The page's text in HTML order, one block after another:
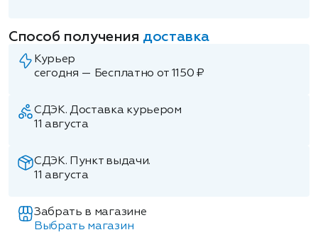
Способ получения доставка
Курьер
сегодня — Бесплатно от 1150 ₽
СДЭК. Доставка курьером
11 августа
СДЭК. Пункт выдачи.
11 августа
Забрать в магазине
Выбрать магазин